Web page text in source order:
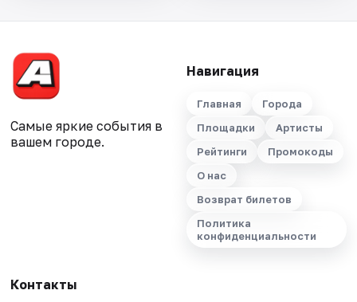
Самые яркие события в
вашем городе.
Навигация
Главная
Города
Площадки
Артисты
Рейтинги
Промокоды
О нас
Возврат билетов
Политика
конфиденциальности
Контакты